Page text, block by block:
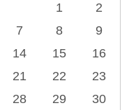
1
2
7 8
9
14 15
16
21 22
23
28 29
30